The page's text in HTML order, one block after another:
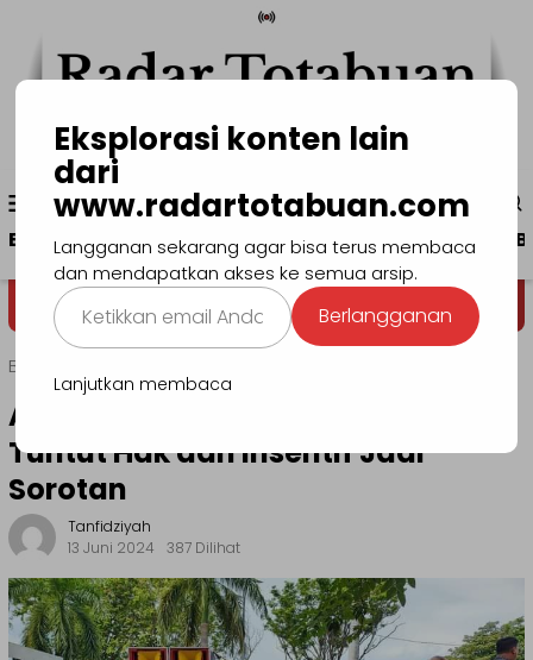
konten
Menu
Mobile
www.radartotabuan.com
Beranda Kotamobagu Bolmong Boltim
Dega' Niondon Selamat Datang
Beranda
ASN Kota Bitung Gelar Demo
Tuntut Hak dan Insentif Jadi
Sorotan
Tanfidziyah
13 Juni 2024
387 Dilihat
Eksplorasi konten lain
dari
www.radartotabuan.com
Langganan sekarang agar bisa terus membaca
dan mendapatkan akses ke semua arsip.
Ketikkan
email
Anda...
Berlangganan
Lanjutkan membaca